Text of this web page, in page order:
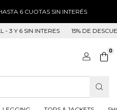
6 CUOTAS SIN INTERÉS
SIN INTERES 15% DE DESCUENTO
0